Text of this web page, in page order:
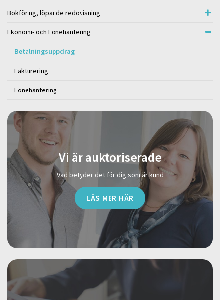
Bokföring, löpande redovisning
Ekonomi- och Lönehantering
Betalningsuppdrag
Fakturering
Lönehantering
Vi är auktoriserade
Vad betyder det för dig som är kund
LÄS MER HÄR